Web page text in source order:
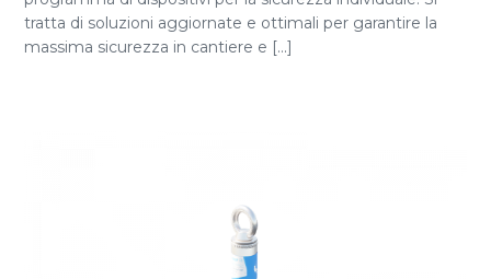
tratta di soluzioni aggiornate e ottimali per garantire la
massima sicurezza in cantiere e [...]